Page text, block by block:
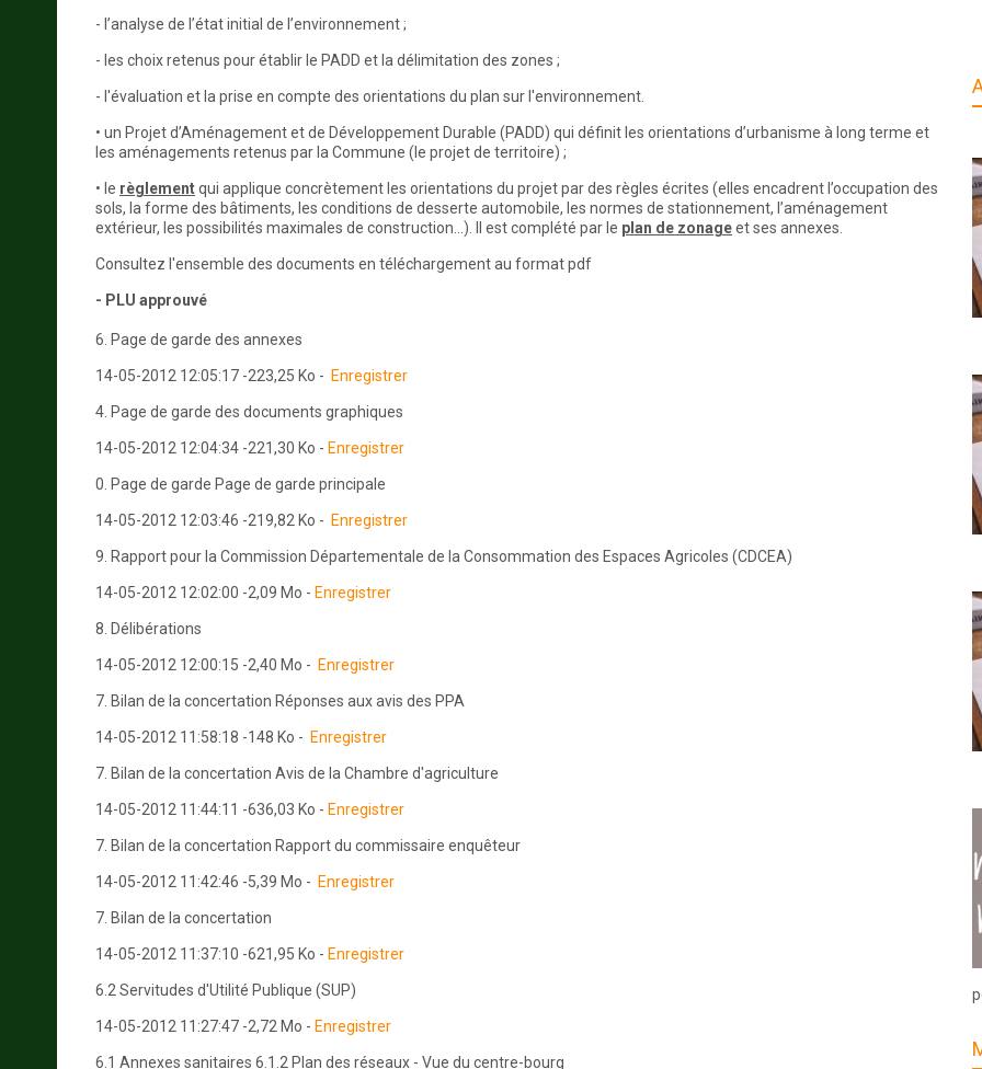
- l’analyse de l’état initial de l’environnement ;
- les choix retenus pour établir le PADD et la délimitation des zones ;
- l'évaluation et la prise en compte des orientations du plan sur l'environnement.
• un Projet d’Aménagement et de Développement Durable (PADD) qui définit les orientations d’urbanisme à long terme et
les aménagements retenus par la Commune (le projet de territoire) ;
• le règlementqui applique concrètement les orientations du projet par des règles écrites (elles encadrent l’occupation des
sols, la forme des bâtiments, les conditions de desserte automobile, les normes de stationnement, l’aménagement
extérieur, les possibilités maximales de construction...). Il est complété par le plan de zonageet ses annexes.
Consultez l'ensemble des documents en téléchargement au format pdf
- PLU approuvé
6. Page de garde des annexes
14-05-2012 12:05:17 -223,25 Ko - Enregistrer
4. Page de garde des documents graphiques
14-05-2012 12:04:34 -221,30 Ko - Enregistrer
0. Page de garde Page de garde principale
14-05-2012 12:03:46 -219,82 Ko - Enregistrer
9. Rapport pour la Commission Départementale de la Consommation des Espaces Agricoles (CDCEA)
14-05-2012 12:02:00 -2,09 Mo - Enregistrer
8. Délibérations
14-05-2012 12:00:15 -2,40 Mo - Enregistrer
7. Bilan de la concertation Réponses aux avis des PPA
14-05-2012 11:58:18 -148 Ko - Enregistrer
7. Bilan de la concertation Avis de la Chambre d'agriculture
14-05-2012 11:44:11 -636,03 Ko - Enregistrer
7. Bilan de la concertation Rapport du commissaire enquêteur
14-05-2012 11:42:46 -5,39 Mo - Enregistrer
7. Bilan de la concertation
14-05-2012 11:37:10 -621,95 Ko - Enregistrer
6.2 Servitudes d'Utilité Publique (SUP)
14-05-2012 11:27:47 -2,72 Mo - Enregistrer
6.1 Annexes sanitaires 6.1.2 Plan des réseaux - Vue du centre-bourg